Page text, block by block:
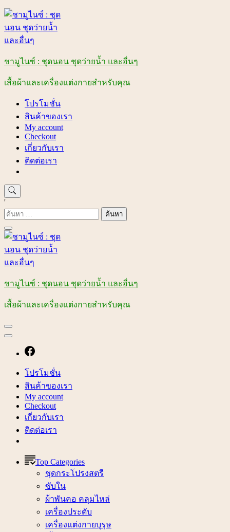
Skip
content
ชามูไนซ์ : ชุดนอน ชุดว่ายน้ำ และอื่นๆ
เสื้อผ้าและเครื่องแต่งกายสำหรับคุณ
โปรโมชั่น
สินค้าของเรา
My account
Checkout
เกี่ยวกับเรา
ติดต่อเรา
'
ค้นหา
สำหรับ:
ชามูไนซ์ : ชุดนอน ชุดว่ายน้ำ และอื่นๆ
เสื้อผ้าและเครื่องแต่งกายสำหรับคุณ
โปรโมชั่น
สินค้าของเรา
My account
Checkout
เกี่ยวกับเรา
ติดต่อเรา
Top Categories
ชุดกระโปรงสตรี
ซับใน
ผ้าพันคอ คลุมไหล่
เครื่องประดับ
เครื่องแต่งกายบุรุษ